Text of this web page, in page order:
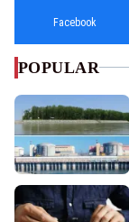
Facebook
POPULAR